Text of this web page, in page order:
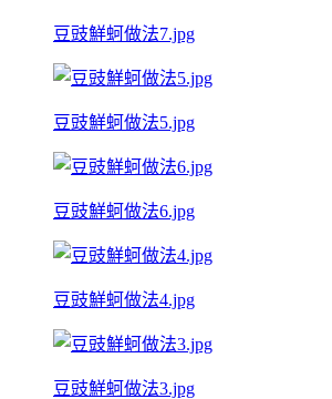
豆豉鮮蚵做法7.jpg
豆豉鮮蚵做法5.jpg
豆豉鮮蚵做法6.jpg
豆豉鮮蚵做法4.jpg
豆豉鮮蚵做法3.jpg